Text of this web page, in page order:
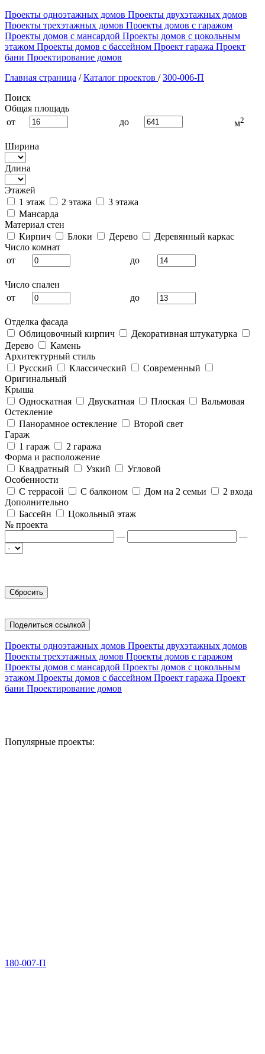
Проекты одноэтажных домов Проекты двухэтажных домов
Проекты трехэтажных домов Проекты домов с гаражом
Проекты домов с мансардой Проекты домов с цокольным
этажом Проекты домов с бассейном Проект гаража Проект
бани Проектирование домов
Главная страница / Каталог проектов / 300-006-П
Поиск
Общая площадь
от
до м2
Ширина
Длина
Этажей
1 этаж
2 этажа
3 этажа
Мансарда
Материал стен
Кирпич
Блоки Дерево
Деревянный каркас
Число комнат
от
до
Число спален
от
до
Отделка фасада
Облицовочный кирпич
Декоративная штукатурка
Дерево
Камень
Архитектурный стиль
Русский
Классический
Современный
Оригинальный
Крыша
Односкатная
Двускатная Плоская
Вальмовая
Остекление
Панорамное остекление
Второй свет
Гараж
1 гараж
2 гаража
Форма и расположение
Квадратный
Узкий
Угловой
Особенности
С террасой
С балконом Дом на 2 семьи
2 входа
Дополнительно
Бассейн
Цокольный этаж
№ проекта
—
—
Поделиться ссылкой
Проекты одноэтажных домов Проекты двухэтажных домов
Проекты трехэтажных домов Проекты домов с гаражом
Проекты домов с мансардой Проекты домов с цокольным
этажом Проекты домов с бассейном Проект гаража Проект
бани Проектирование домов
Популярные проекты:
180-007-П